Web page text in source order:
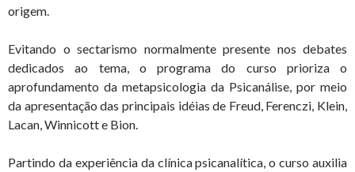
origem.
Evitando o sectarismo normalmente presente nos debates
dedicados ao tema, o programa do curso prioriza o
aprofundamento da metapsicologia da Psicanálise, por meio
da apresentação das principais idéias de Freud, Ferenczi, Klein,
Lacan, Winnicott e Bion.
Partindo da experiência da clínica psicanalítica, o curso auxilia